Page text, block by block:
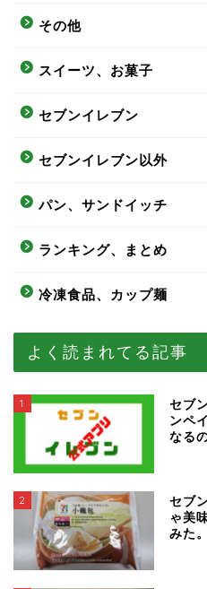
その他
スイーツ、お菓子
セブンイレブン
セブンイレブン以外
パン、サンドイッチ
ランキング、まとめ
冷凍食品、カップ麺
よく読まれてる記事
1
セブ
ンペ
なる
2
セブ
ゃ美
みた。